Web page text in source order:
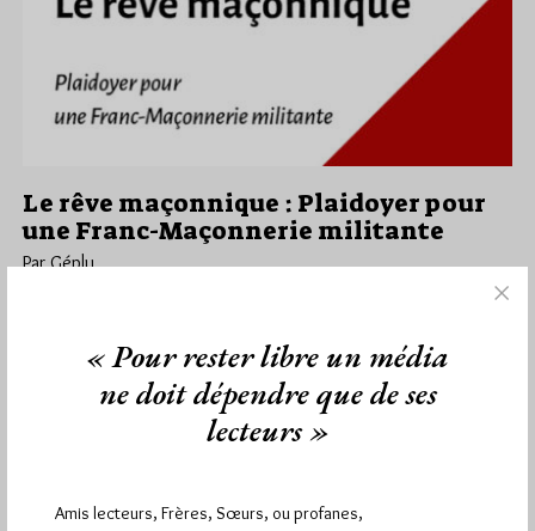
Le rêve maçonnique : Plaidoyer pour
une Franc-Maçonnerie militante
Par Géplu
Lu 891 fois
Pourquoi tant de rumeurs, de fake news ou infox, de théories
du complot et autre campagne dénigrante à l'égard d'une…
« Pour rester libre un média
ne doit dépendre que de ses
lecteurs »
Amis lecteurs, Frères, Sœurs, ou profanes,